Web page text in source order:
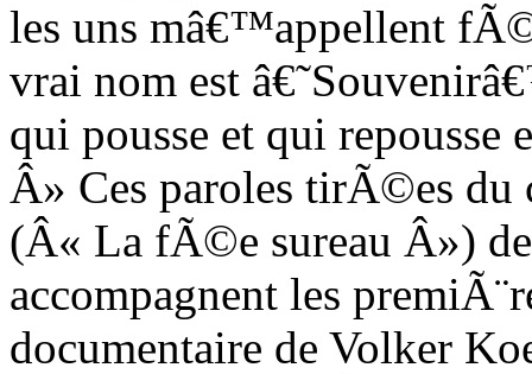
les uns mâ€™appellent
vrai nom est
qui pousse et qui repousse
Â» Ces paroles tirÃ©es
(Â« La fÃ©e sureau Â»)
accompagnent les
documentaire de Volker